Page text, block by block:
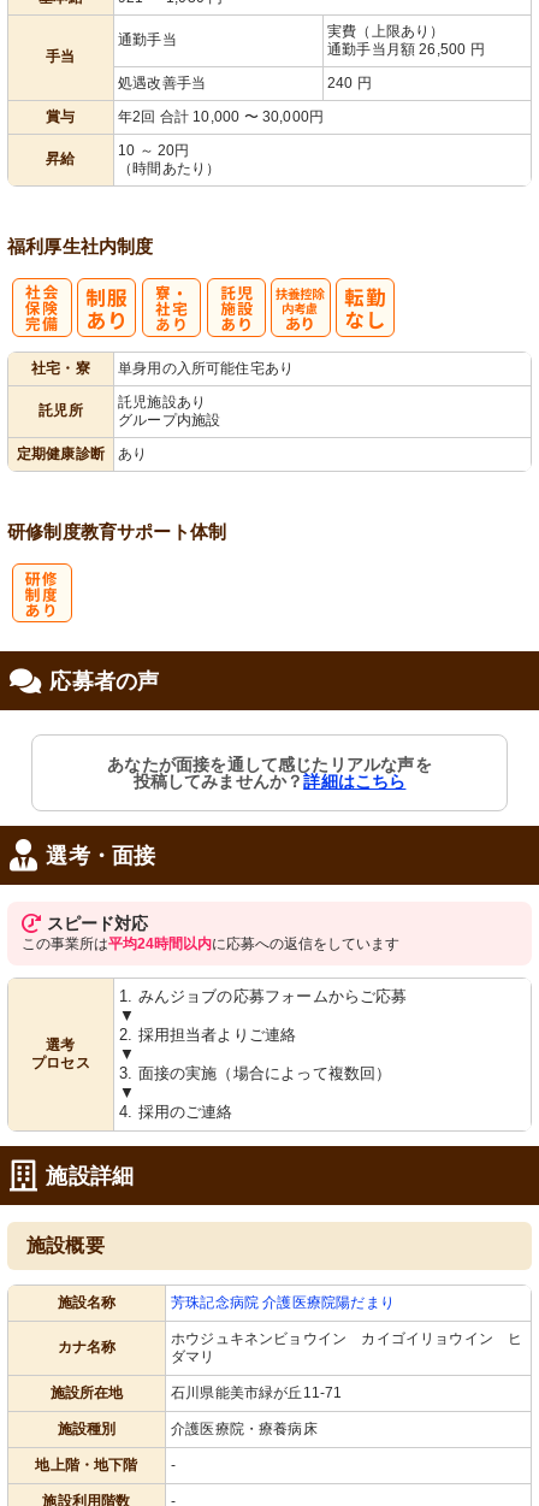
手当
通勤手当
実費（上限あり）
通勤手当月額 26,500 円
処遇改善手当
240 円
賞与
年2回 合計 10,000 〜 30,000円
昇給
10 ～ 20円
（時間あたり）
福利厚生社内制度
社宅・寮 単身用の入所可能住宅あり
託児所
託児施設あり
グループ内施設
定期健康診断
あり
研修制度教育サポート体制
応募者の声
あなたが面接を通して感じたリアルな声を
投稿してみませんか？詳細はこちら
選考・面接
スピード対応
この事業所は平均24時間以内に応募への返信をしています
選考
プロセス
1. みんジョブの応募フォームからご応募
▼
2. 採用担当者よりご連絡
▼
3. 面接の実施（場合によって複数回）
▼
4. 採用のご連絡
施設詳細
施設概要
施設名称 芳珠記念病院 介護医療院陽だまり
カナ名称
ホウジュキネンビョウイン カイゴイリョウイン ヒ
ダマリ
施設所在地 石川県能美市緑が丘11-71
施設種別 介護医療院・療養病床
地上階・地下階 -
施設利用階数 -